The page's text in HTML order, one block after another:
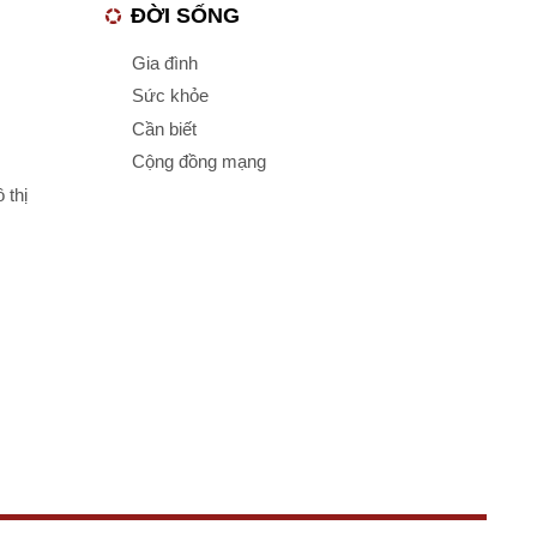
thị
ĐỜI SỐNG
Gia đình
Sức khỏe
Cần biết
Cộng đồng mạng